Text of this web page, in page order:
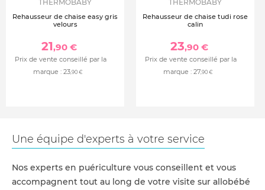
THERMOBABY
Rehausseur de chaise easy gris
velours
21,90 €
Prix de vente conseillé par la
marque : 23,90 €
THERMOBABY
Rehausseur de chaise tudi rose
calin
23,90 €
Prix de vente conseillé par la
marque : 27,90 €
Une équipe d'experts à votre service
Nos experts en puériculture vous conseillent et vous
accompagnent tout au long de votre visite sur allobébé